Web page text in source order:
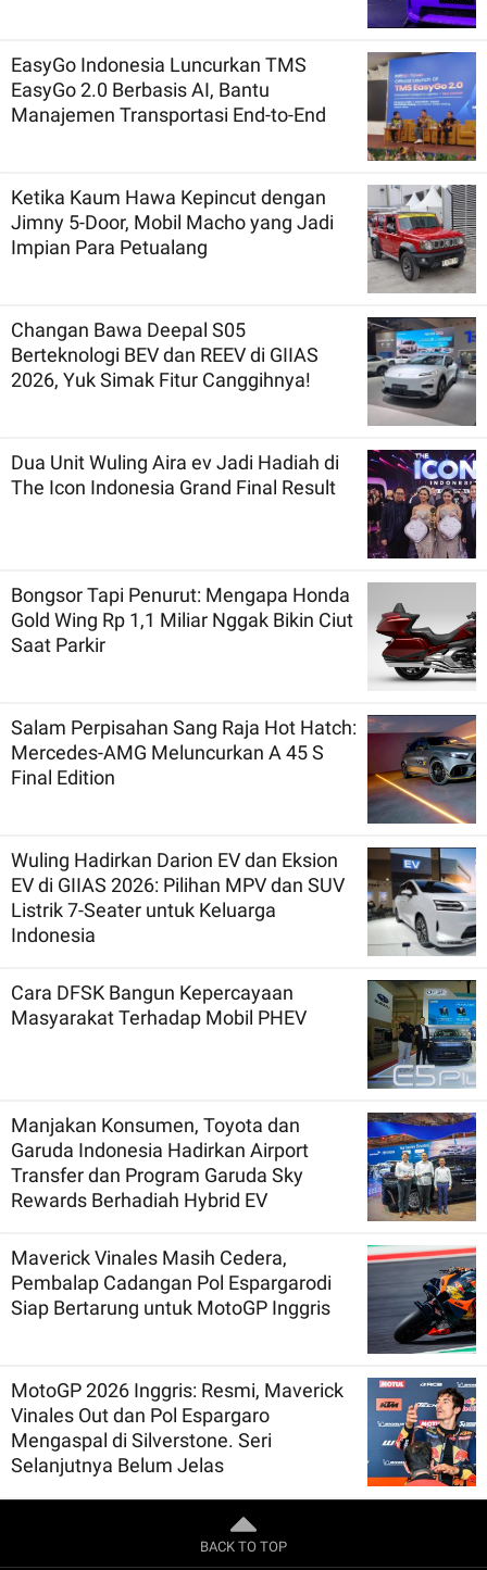
EasyGo Indonesia Luncurkan TMS
EasyGo 2.0 Berbasis AI, Bantu
Manajemen Transportasi End-to-End
Ketika Kaum Hawa Kepincut dengan
Jimny 5-Door, Mobil Macho yang Jadi
Impian Para Petualang
Changan Bawa Deepal S05
Berteknologi BEV dan REEV di GIIAS
2026, Yuk Simak Fitur Canggihnya!
Dua Unit Wuling Aira ev Jadi Hadiah di
The Icon Indonesia Grand Final Result
Bongsor Tapi Penurut: Mengapa Honda
Gold Wing Rp 1,1 Miliar Nggak Bikin Ciut
Saat Parkir
Salam Perpisahan Sang Raja Hot Hatch:
Mercedes-AMG Meluncurkan A 45 S
Final Edition
Wuling Hadirkan Darion EV dan Eksion
EV di GIIAS 2026: Pilihan MPV dan SUV
Listrik 7-Seater untuk Keluarga
Indonesia
Cara DFSK Bangun Kepercayaan
Masyarakat Terhadap Mobil PHEV
Manjakan Konsumen, Toyota dan
Garuda Indonesia Hadirkan Airport
Transfer dan Program Garuda Sky
Rewards Berhadiah Hybrid EV
Maverick Vinales Masih Cedera,
Pembalap Cadangan Pol Espargarodi
Siap Bertarung untuk MotoGP Inggris
MotoGP 2026 Inggris: Resmi, Maverick
Vinales Out dan Pol Espargaro
Mengaspal di Silverstone. Seri
Selanjutnya Belum Jelas
BACK TO TOP